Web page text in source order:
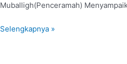
Muballigh(Penceramah)
Selengkapnya »